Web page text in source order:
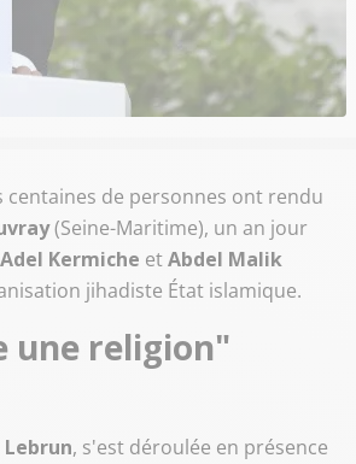
de personnes ont rendu
(Seine-Maritime), un an jour
Adel Kermiche etAbdel Malik
jihadiste État islamique.
une religion"
, s'est déroulée en présence